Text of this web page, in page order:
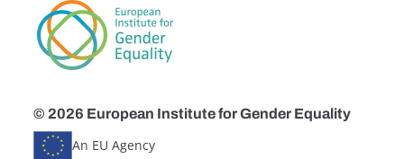
© 2026 European Institute for Gender Equality
An EU Agency